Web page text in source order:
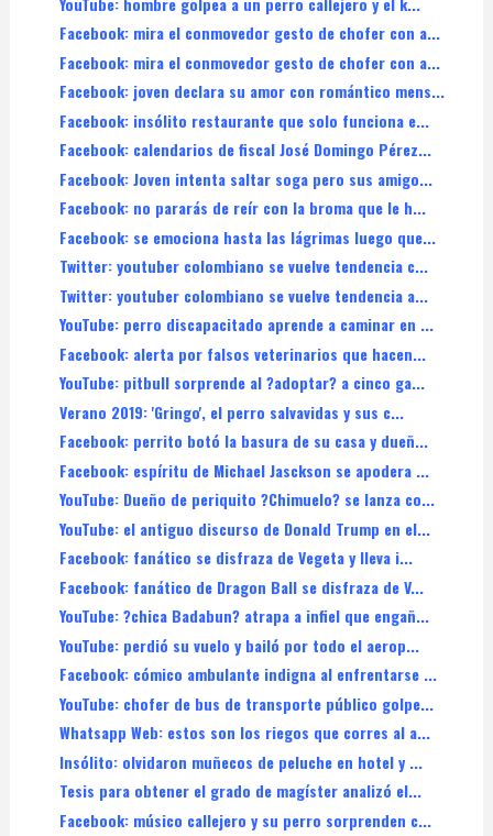
Facebook: mira el conmovedor gesto de chofer con a...
Facebook: mira el conmovedor gesto de chofer con a...
Facebook: joven declara su amor con romántico mens...
Facebook: insólito restaurante que solo funciona e...
Facebook: calendarios de fiscal José Domingo Pérez...
Facebook: Joven intenta saltar soga pero sus amigo...
Facebook: no pararás de reír con la broma que le h...
Facebook: se emociona hasta las lágrimas luego que...
Twitter: youtuber colombiano se vuelve tendencia c...
Twitter: youtuber colombiano se vuelve tendencia a...
YouTube: perro discapacitado aprende a caminar en ...
Facebook: alerta por falsos veterinarios que hacen...
YouTube: pitbull sorprende al ?adoptar? a cinco ga...
Verano 2019: 'Gringo', el perro salvavidas y sus c...
Facebook: perrito botó la basura de su casa y dueñ...
Facebook: espíritu de Michael Jasckson se apodera ...
YouTube: Dueño de periquito ?Chimuelo? se lanza co...
YouTube: el antiguo discurso de Donald Trump en el...
Facebook: fanático se disfraza de Vegeta y lleva i...
Facebook: fanático de Dragon Ball se disfraza de V...
YouTube: ?chica Badabun? atrapa a infiel que engañ...
YouTube: perdió su vuelo y bailó por todo el aerop...
Facebook: cómico ambulante indigna al enfrentarse ...
YouTube: chofer de bus de transporte público golpe...
Whatsapp Web: estos son los riegos que corres al a...
Insólito: olvidaron muñecos de peluche en hotel y ...
Tesis para obtener el grado de magíster analizó el...
Facebook: músico callejero y su perro sorprenden c...